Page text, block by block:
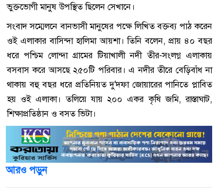
ভুক্তভোগী মানুষ উপস্থিত ছিলেন সেখানে।
সংবাদ সম্মেলনে বানভাসী মানুষের পক্ষে লিখিত বক্তব্য পাঠ করেন
ওই এলাকার বাসিন্দা হালিমা আয়শা। তিনি বলেন, প্রায় ৪০ বছর
ধরে পশ্চিম লোন্দা গ্রামের টিয়াখালী নদী তীর-সংলগ্ন এলাকায়
বসবাস করে আসছে ২৫০টি পরিবার। এ নদীর তীরে বেড়িবাঁধ না
থাকায় বহু বছর ধরে প্রতিনিয়ত দু'দফা জোয়ারের পানিতে প্লাবিত
হয় ওই এলাকা। তলিয়ে যায় ২০০ একর কৃষি জমি, রাস্তাঘাট,
শিক্ষাপ্রতিষ্ঠান ও বসত ভিটা।
আরও পড়ুন